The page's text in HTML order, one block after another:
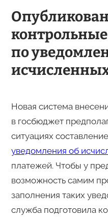
по
Новая система
в госбюджет
ситуациях
уведомления об
платежей. Чтобы у
возможность самим
заполнения таких
служба подготовила